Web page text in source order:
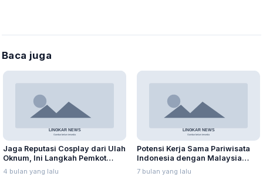
Baca juga
Jaga Reputasi Cosplay dari Ulah
Oknum, Ini Langkah Pemkot
Bandung
4 bulan yang lalu
Potensi Kerja Sama Pariwisata
Indonesia dengan Malaysia
Saling Menguntungkan
7 bulan yang lalu